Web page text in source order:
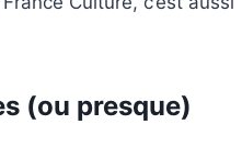
(ou presque)